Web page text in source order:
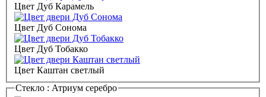
Цвет Дуб Карамель
Цвет Дуб Сонома
Цвет Дуб Тобакко
Цвет Каштан светлый
Стекло : Атриум серебро